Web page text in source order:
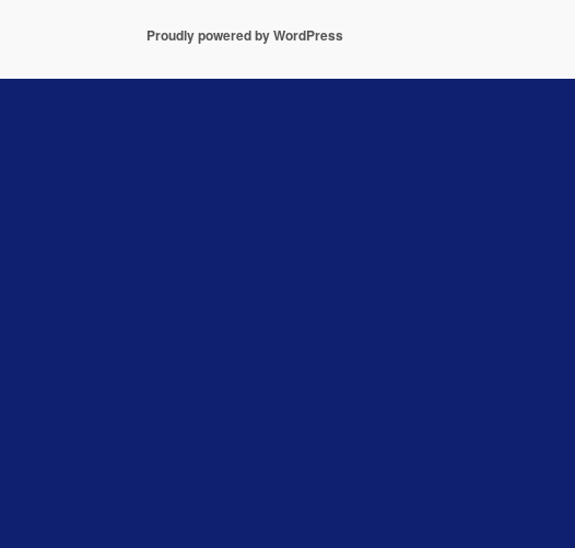
Proudly powered by WordPress